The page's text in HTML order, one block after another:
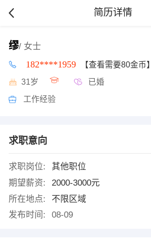
简历详情
缪/ 女士
182****1959 【查看需要80金币】
31岁 已婚
工作经验
求职意向
求职岗位:
其他职位
期望薪资:
2000-3000元
所在地点:
不限区域
发布时间:
08-09